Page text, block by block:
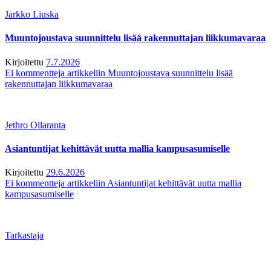
Jarkko Liuska
Muuntojoustava suunnittelu lisää rakennuttajan liikkumavaraa
Kirjoitettu 7.7.2026
Ei kommentteja artikkeliin Muuntojoustava suunnittelu lisää
rakennuttajan liikkumavaraa
Jethro Ollaranta
Asiantuntijat kehittävät uutta mallia kampusasumiselle
Kirjoitettu 29.6.2026
Ei kommentteja artikkeliin Asiantuntijat kehittävät uutta mallia
kampusasumiselle
Tarkastaja